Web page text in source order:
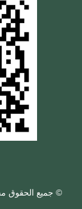
© جميع الحقوق محفوظة © 2026 -